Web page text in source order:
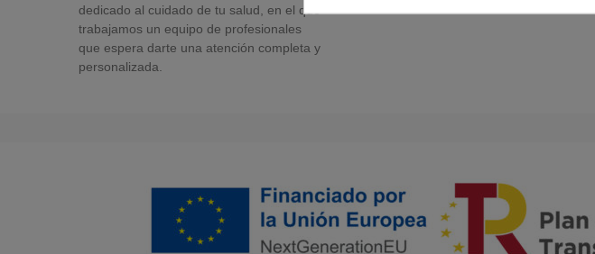
dedicado al cuidado de tu salud, en el que
trabajamos un equipo de profesionales
que espera darte una atención completa y
personalizada.